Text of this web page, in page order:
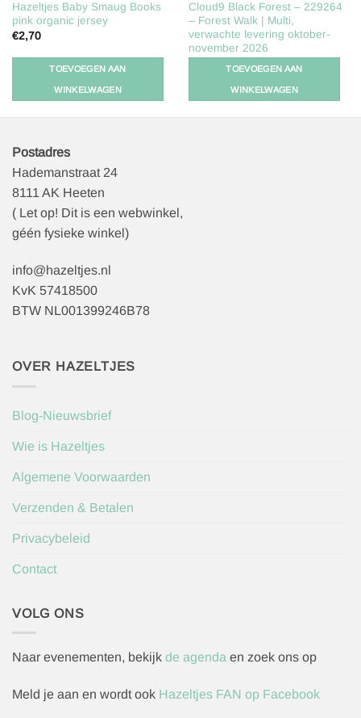
Hazeltjes Baby Smaug Books
pink organic jersey
€2,70
TOEVOEGEN AAN
WINKELWAGEN
Cloud9 Black Forest – 229264
– Forest Walk | Multi,
verwachte levering oktober-
november 2026
TOEVOEGEN AAN
WINKELWAGEN
Postadres
Hademanstraat 24
8111 AK Heeten
( Let op! Dit is een webwinkel,
géén fysieke winkel)
info@hazeltjes.nl
KvK 57418500
BTW NL001399246B78
OVER HAZELTJES
Blog-Nieuwsbrief
Wie is Hazeltjes
Algemene Voorwaarden
Verzenden & Betalen
Privacybeleid
Contact
VOLG ONS
Naar evenementen, bekijk de agenda en zoek ons op
Meld je aan en wordt ook Hazeltjes FAN op Facebook